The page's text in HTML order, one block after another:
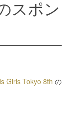
スポン
Girls Tokyo 8th の